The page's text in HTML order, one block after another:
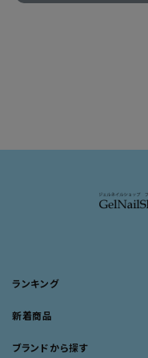
ランキング
新着商品
ブランドから探す